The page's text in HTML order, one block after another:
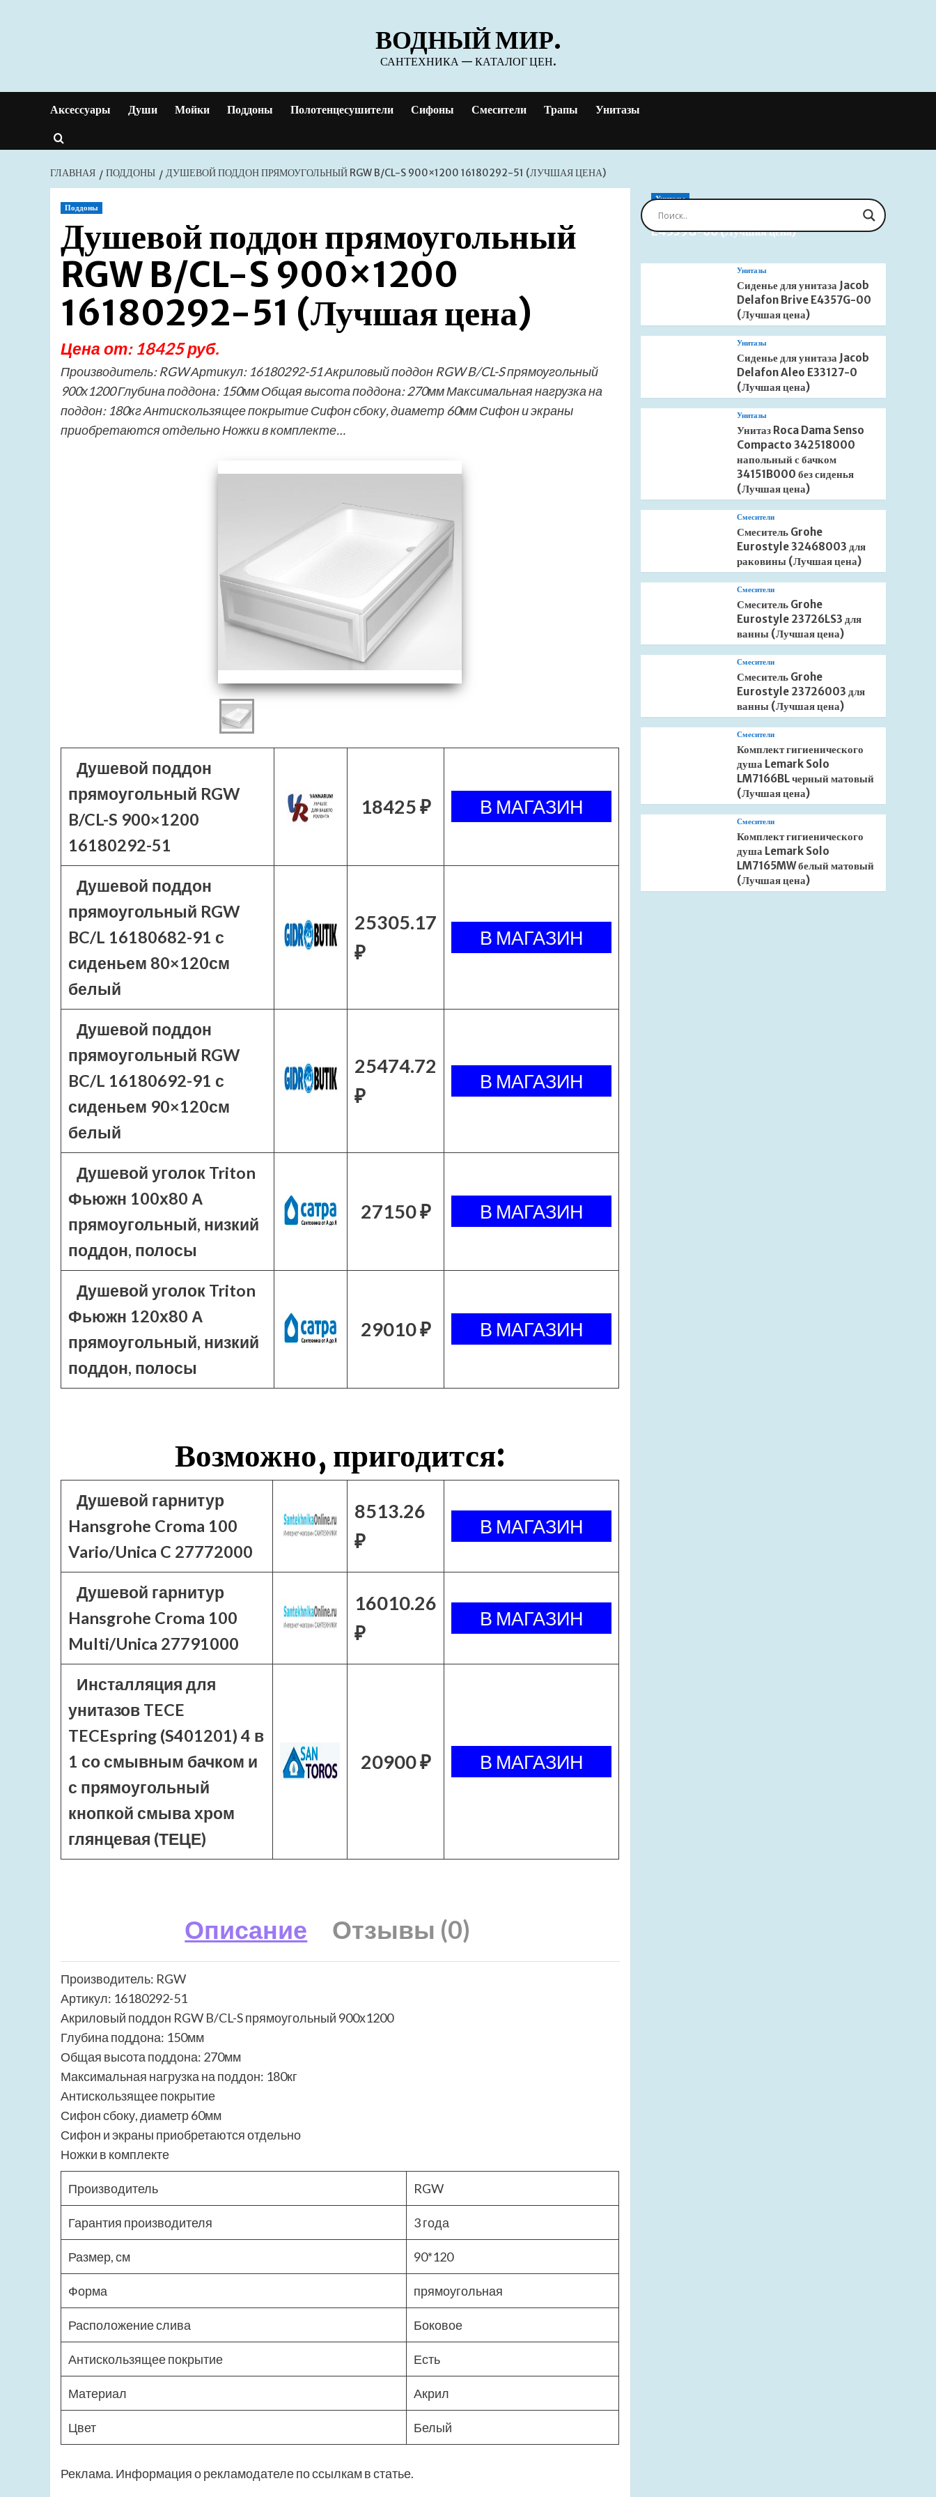
ВОДНЫЙ МИР.
САНТЕХНИКА — КАТАЛОГ ЦЕН.
Аксессуары Души Мойки Поддоны Полотенцесушители Сифоны Смесители Трапы Унитазы
ГЛАВНАЯ ПОДДОНЫ ДУШЕВОЙ ПОДДОН ПРЯМОУГОЛЬНЫЙ RGW B/CL-S 900×1200 16180292-51 (ЛУЧШАЯ ЦЕНА)
Поддоны
Душевой поддон прямоугольный
RGW B/CL-S 900×1200
16180292-51 (Лучшая цена)
Цена от: 18425 руб.
Производитель: RGW Артикул: 16180292-51 Акриловый поддон RGW B/CL-S прямоугольный
900х1200 Глубина поддона: 150мм Общая высота поддона: 270мм Максимальная нагрузка на
поддон: 180кг Антискользящее покрытие Сифон сбоку, диаметр 60мм Сифон и экраны
приобретаются отдельно Ножки в комплекте…
Душевой поддон
прямоугольный RGW
B/CL-S 900×1200
16180292-51
18425 ₽
Душевой поддон
прямоугольный RGW
BC/L 16180682-91 с
сиденьем 80×120см
белый
25305.17
₽
Душевой поддон
прямоугольный RGW
BC/L 16180692-91 с
сиденьем 90×120см
белый
25474.72
₽
Душевой уголок Triton
Фьюжн 100х80 А
прямоугольный, низкий
поддон, полосы
27150 ₽
Душевой уголок Triton
Фьюжн 120х80 А
прямоугольный, низкий
поддон, полосы
29010 ₽
Возможно, пригодится:
Душевой гарнитур
Hansgrohe Croma 100
Vario/Unica C 27772000
8513.26
₽
Душевой гарнитур
Hansgrohe Croma 100
Multi/Unica 27791000
16010.26
₽
Инсталляция для
унитазов TECE
TECEspring (S401201) 4 в
1 со смывным бачком и
с прямоугольный
кнопкой смыва хром
глянцевая (ТЕЦЕ)
20900 ₽
Описание Отзывы (0)
Производитель: RGW
Артикул: 16180292-51
Акриловый поддон RGW B/CL-S прямоугольный 900х1200
Глубина поддона: 150мм
Общая высота поддона: 270мм
Максимальная нагрузка на поддон: 180кг
Антискользящее покрытие
Сифон сбоку, диаметр 60мм
Сифон и экраны приобретаются отдельно
Ножки в комплекте
Производитель RGW
Гарантия производителя 3 года
Размер, см 90*120
Форма прямоугольная
Расположение слива Боковое
Антискользящее покрытие Есть
Материал Акрил
Цвет Белый
Реклама. Информация о рекламодателе по ссылкам в статье.
Унитазы
Сиденье для унитаза Jacob Delafon Brive
E4359G-00 (Лучшая цена)
Унитазы
Сиденье для унитаза Jacob
Delafon Brive E4357G-00
(Лучшая цена)
Унитазы
Сиденье для унитаза Jacob
Delafon Aleo E33127-0
(Лучшая цена)
Унитазы
Унитаз Roca Dama Senso
Compacto 342518000
напольный с бачком
34151B000 без сиденья
(Лучшая цена)
Смесители
Смеситель Grohe
Eurostyle 32468003 для
раковины (Лучшая цена)
Смесители
Смеситель Grohe
Eurostyle 23726LS3 для
ванны (Лучшая цена)
Смесители
Смеситель Grohe
Eurostyle 23726003 для
ванны (Лучшая цена)
Смесители
Комплект гигиенического
душа Lemark Solo
LM7166BL черный матовый
(Лучшая цена)
Смесители
Комплект гигиенического
душа Lemark Solo
LM7165MW белый матовый
(Лучшая цена)